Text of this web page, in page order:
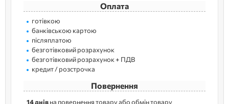
Оплата
готівкою
банківською картою
післяплатою
безготівковий розрахунок
безготівковий розрахунок + ПДВ
кредит / розстрочка
Повернення
14 днівна повернення товару або обмін товару